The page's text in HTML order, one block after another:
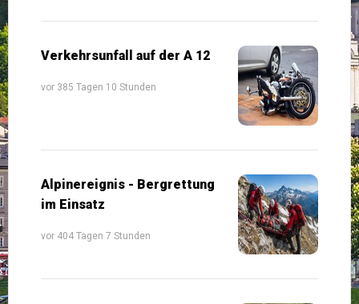
Verkehrsunfall auf der A 12
vor 385 Tagen 10 Stunden
Alpinereignis - Bergrettung
im Einsatz
vor 404 Tagen 7 Stunden